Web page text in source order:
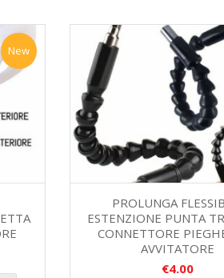
New
PROLUNGA
ESTENZIONE PUNTA
CONNETTORE
AVVITATORE
€4.00